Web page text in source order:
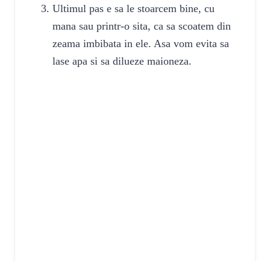
Ultimul pas e sa le stoarcem bine, cu
mana sau printr-o sita, ca sa scoatem din
zeama imbibata in ele. Asa vom evita sa
lase apa si sa dilueze maioneza.